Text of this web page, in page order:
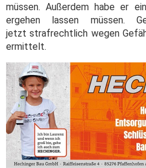
müssen. Außerdem habe er
ergehen lassen müssen.
jetzt strafrechtlich wegen
ermittelt.